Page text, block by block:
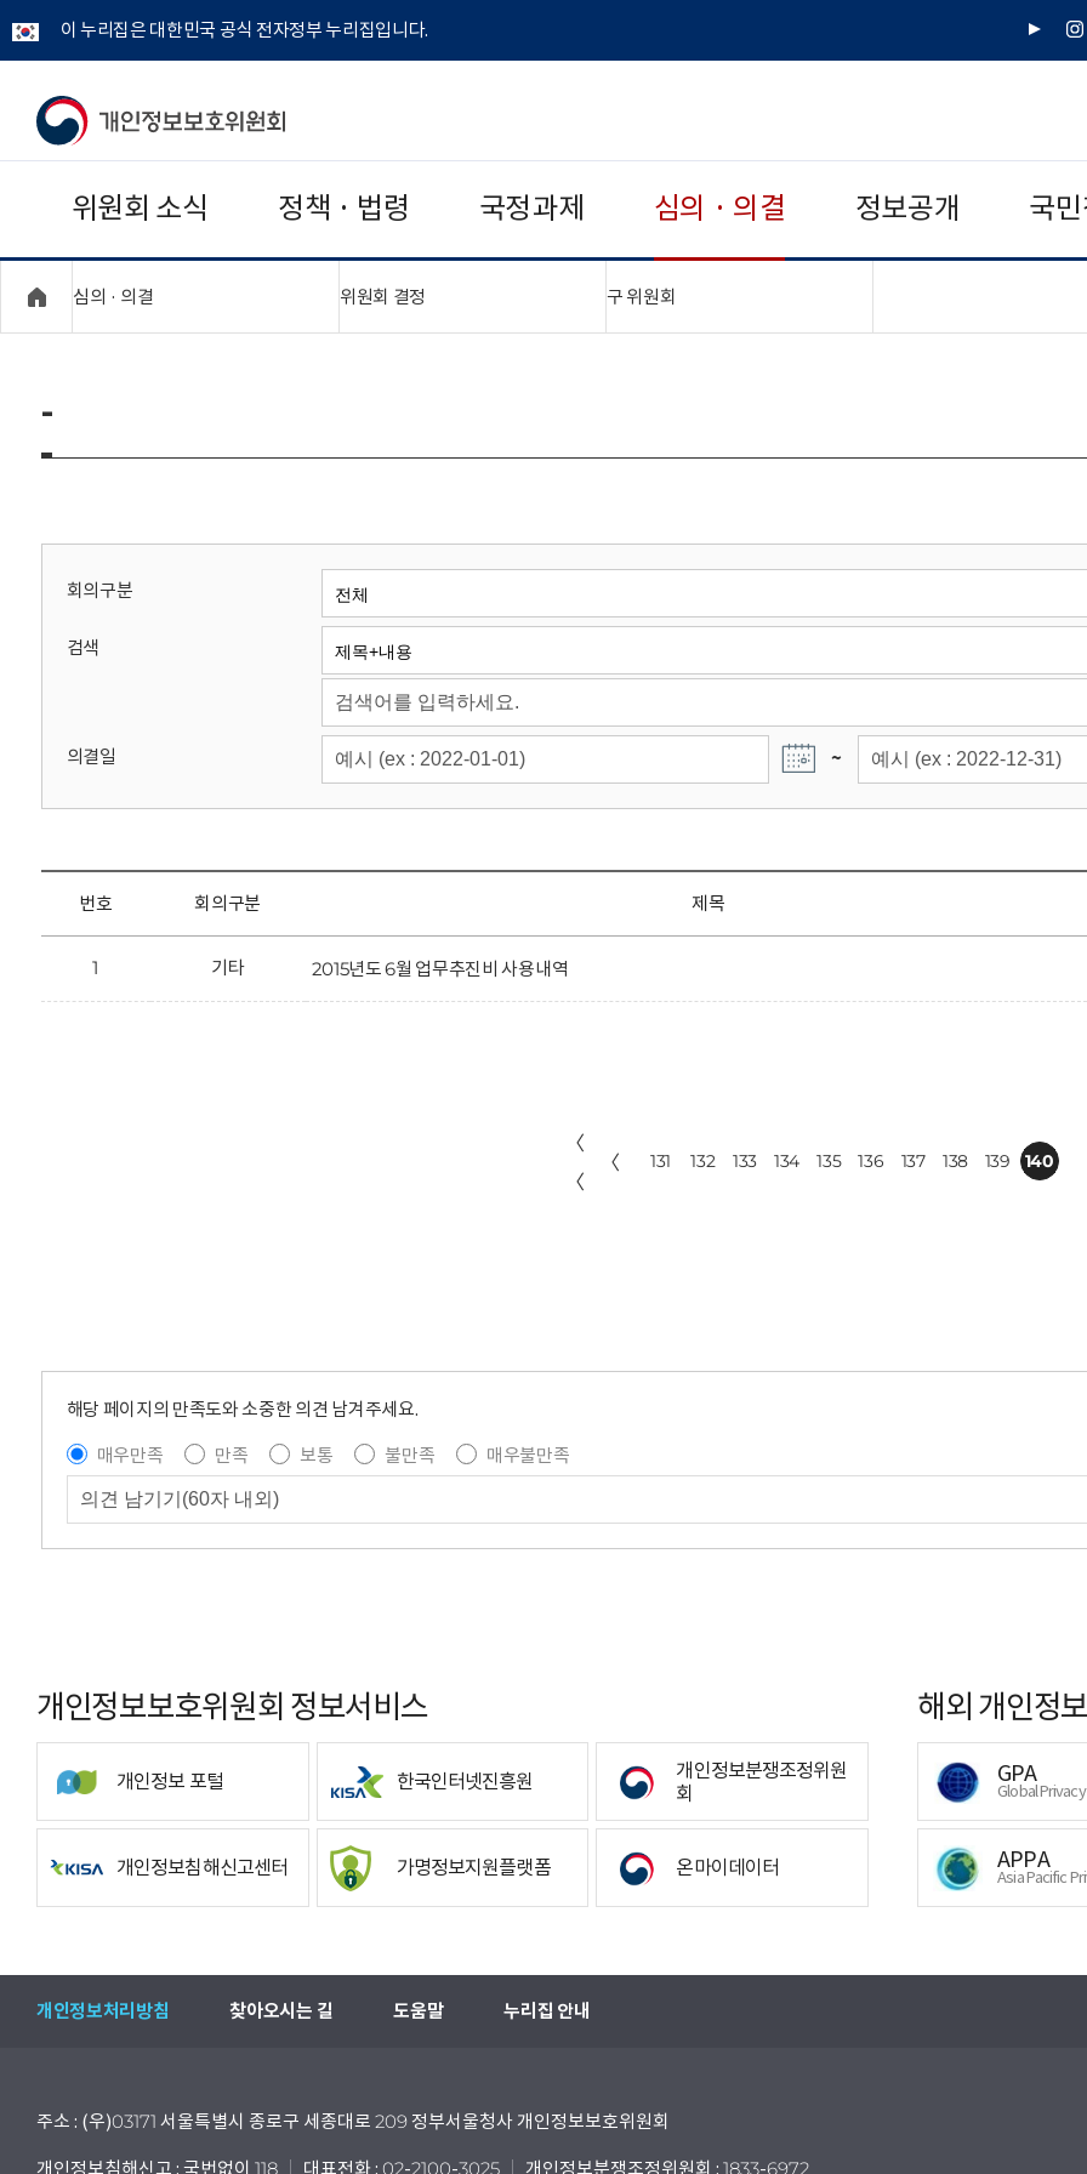
이 누리집은 대한민국 공식 전자정부 누리집입니다.
유
인
개
보
보
위
회
위원회 소식 정책 · 법령 국정과제 심의 · 의결 정보공개 국
심의 · 의결 위원회 결정 구 위원회
-
회의구분
검색
의결일 ~
번호 회의구분 제목
1 기타 2015년도 6월 업무추진비 사용내역
〈
〈
〈 131 132 133 134 135 136 137 138 139 140
해당 페이지의 만족도와 소중한 의견 남겨주세요.
매우만족
만족 보통 불만족 매우불만족
개인정보보호위원회 정보서비스
개인정보 포털 한국인터넷진흥원
개인정보분쟁조정위원
회
개인정보침해신고센터 가명정보지원플랫폼 온마이데이터
해외 개인정
GPA
Global
APPA
Asia Pacific
개인정보처리방침 찾아오시는 길 도움말 누리집 안내
주소 : (우)03171 서울특별시 종로구 세종대로 209 정부서울청사 개인정보보호위원회
개인정보침해신고 : 국번없이 118 대표전화 : 02-2100-3025 개인정보분쟁조정위원회 : 1833-6972